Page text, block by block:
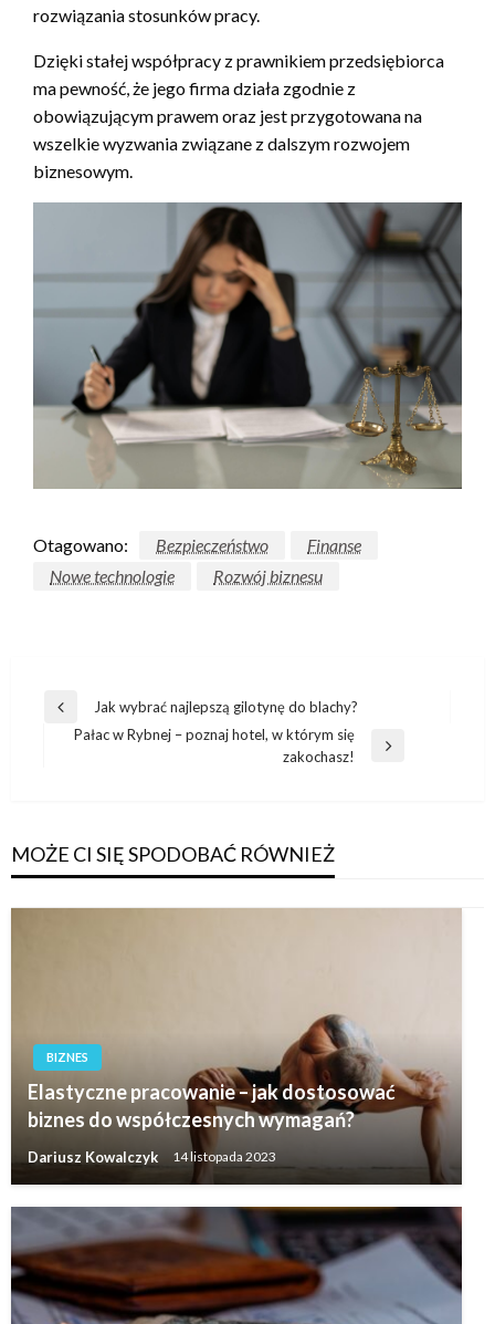
rozwiązania stosunków pracy.
Dzięki stałej współpracy z prawnikiem przedsiębiorca
ma pewność, że jego firma działa zgodnie z
obowiązującym prawem oraz jest przygotowana na
wszelkie wyzwania związane z dalszym rozwojem
biznesowym.
Otagowano: Bezpieczeństwo
Finanse
Nowe technologie
Rozwój biznesu
Nawigacja
wpisu
Poprzedni
Jak wybrać najlepszą gilotynę do blachy?
Pałac w Rybnej – poznaj hotel, w którym się
zakochasz!
MOŻE CI SIĘ SPODOBAĆ RÓWNIEŻ
BIZNES
Elastyczne pracowanie – jak dostosować
biznes do współczesnych wymagań?
Dariusz Kowalczyk 14 listopada 2023